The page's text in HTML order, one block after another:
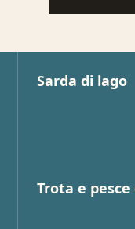
Sarda di lago
Trota e